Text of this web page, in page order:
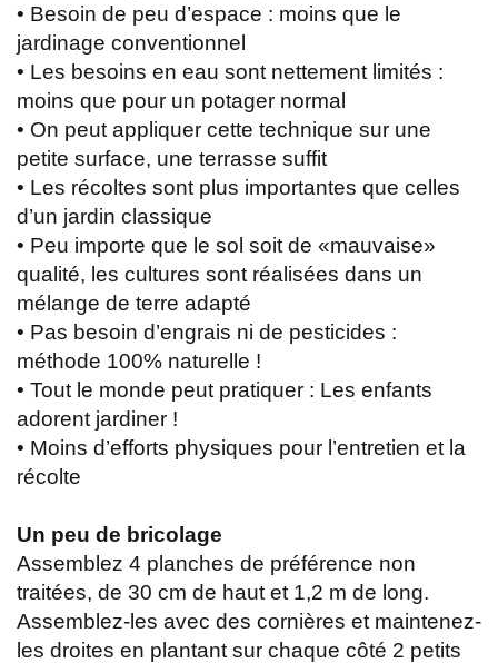
• Besoin de peu d’espace : moins que le
jardinage conventionnel
• Les besoins en eau sont nettement limités :
moins que pour un potager normal
• On peut appliquer cette technique sur une
petite surface, une terrasse suffit
• Les récoltes sont plus importantes que celles
d’un jardin classique
• Peu importe que le sol soit de «mauvaise»
qualité, les cultures sont réalisées dans un
mélange de terre adapté
• Pas besoin d’engrais ni de pesticides :
méthode 100% naturelle !
• Tout le monde peut pratiquer : Les enfants
adorent jardiner !
• Moins d’efforts physiques pour l’entretien et la
récolte
Un peu de bricolage
Assemblez 4 planches de préférence non
traitées, de 30 cm de haut et 1,2 m de long.
Assemblez-les avec des cornières et maintenez-
les droites en plantant sur chaque côté 2 petits